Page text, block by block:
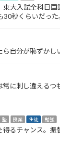
大入試全科目国
秒くらいだった
自分が恥ずかし
常に刺し違えるつ
塾 授業 生徒 勉強
得るチャンス。振